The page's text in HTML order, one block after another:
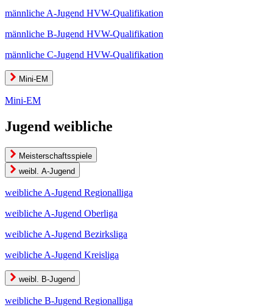
männliche A-Jugend HVW-Qualifikation
männliche B-Jugend HVW-Qualifikation
männliche C-Jugend HVW-Qualifikation
Mini-EM
Mini-EM
Jugend weibliche
Meisterschaftsspiele
weibl. A-Jugend
weibliche A-Jugend Regionalliga
weibliche A-Jugend Oberliga
weibliche A-Jugend Bezirksliga
weibliche A-Jugend Kreisliga
weibl. B-Jugend
weibliche B-Jugend Regionalliga